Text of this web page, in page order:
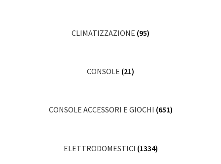
CLIMATIZZAZIONE (95)
CONSOLE (21)
CONSOLE ACCESSORI E GIOCHI (651)
ELETTRODOMESTICI (1334)